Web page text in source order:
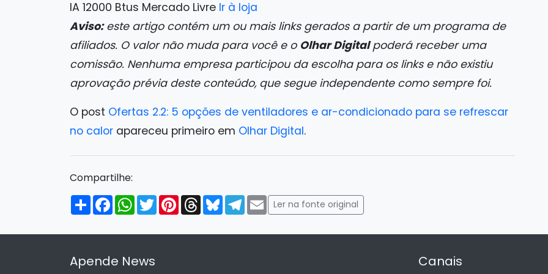
IA 12000 Btus Mercado Livre Ir à loja
Aviso:este artigo contém um ou mais links gerados a partir de um programa de
afiliados. O valor não muda para você e o Olhar Digitalpoderá receber uma
comissão. Nenhuma empresa participou da escolha para os links e não existiu
aprovação prévia deste conteúdo, que segue independente como sempre foi.
O post Ofertas 2.2: 5 opções de ventiladores e ar-condicionado para se refrescar
no calor apareceu primeiro em Olhar Digital.
Compartilhe:
Compartilhar
FacebookWhatsApp
TwitterPinterestThreadsBlueskyTelegram
Email
Ler na fonte original
Apende News Canais